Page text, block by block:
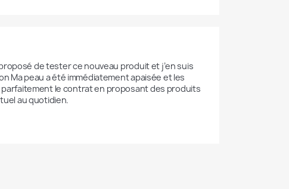
de tester ce nouveau produit et j’en suis
Ma peau a été immédiatement apaisée et les
le contrat en proposant des produits
au quotidien.